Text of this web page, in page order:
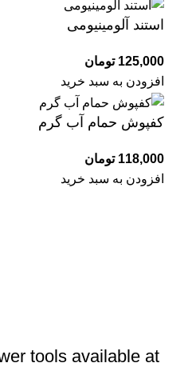
استند آلومینیومی
تومان
افزودن به سبد خرید
کفپوش حمام آب گرم
تومان
افزودن به سبد خرید
tools available at